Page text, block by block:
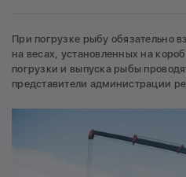
При погрузке рыбу
на весах, установленных на
погрузки и выпуска рыбы
представители администрации